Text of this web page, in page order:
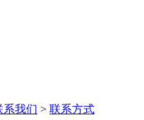
系我们 > 联系方式